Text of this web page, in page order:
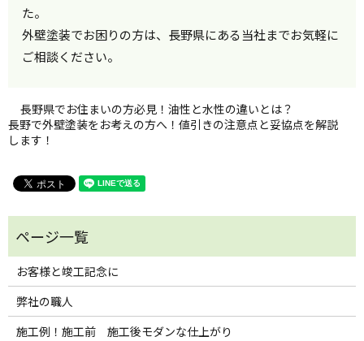
た。
外壁塗装でお困りの方は、長野県にある当社までお気軽に
ご相談ください。
長野県でお住まいの方必見！油性と水性の違いとは？
長野で外壁塗装をお考えの方へ！値引きの注意点と妥協点を解説
します！
お客様と竣工記念に
弊社の職人
施工例！施工前 施工後モダンな仕上がり